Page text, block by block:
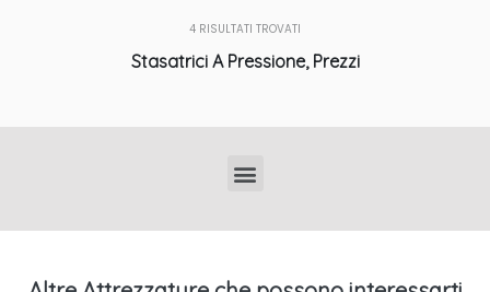
4 RISULTATI TROVATI
Stasatrici A Pressione, Prezzi